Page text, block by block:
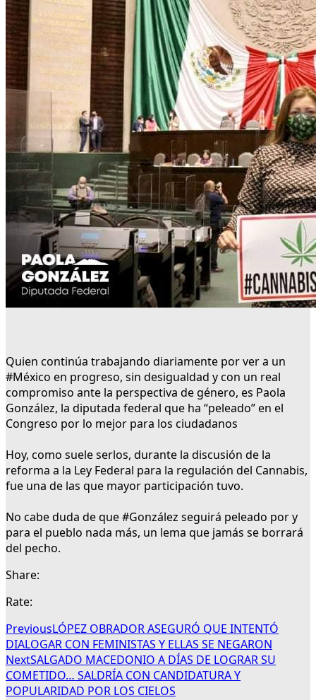
Quien continúa trabajando diariamente por ver a un
#México en progreso, sin desigualdad y con un real
compromiso ante la perspectiva de género, es Paola
González, la diputada federal que ha “peleado” en el
Congreso por lo mejor para los ciudadanos
Hoy, como suele serlos, durante la discusión de la
reforma a la Ley Federal para la regulación del Cannabis,
fue una de las que mayor participación tuvo.
No cabe duda de que #González seguirá peleado por y
para el pueblo nada más, un lema que jamás se borrará
del pecho.
Share:
Rate:
PreviousLÓPEZ OBRADOR ASEGURÓ QUE INTENTÓ
DIALOGAR CON FEMINISTAS Y ELLAS SE NEGARON
NextSALGADO MACEDONIO A DÍAS DE LOGRAR SU
COMETIDO… SALDRÍA CON CANDIDATURA Y
POPULARIDAD POR LOS CIELOS